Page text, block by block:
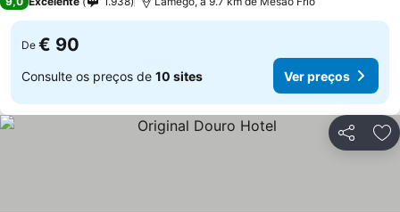
De € 90
Consulte os preços de 10 sites Ver preços
Partilhar